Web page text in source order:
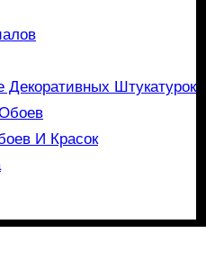
Декоративных Штукатурок
И Красок